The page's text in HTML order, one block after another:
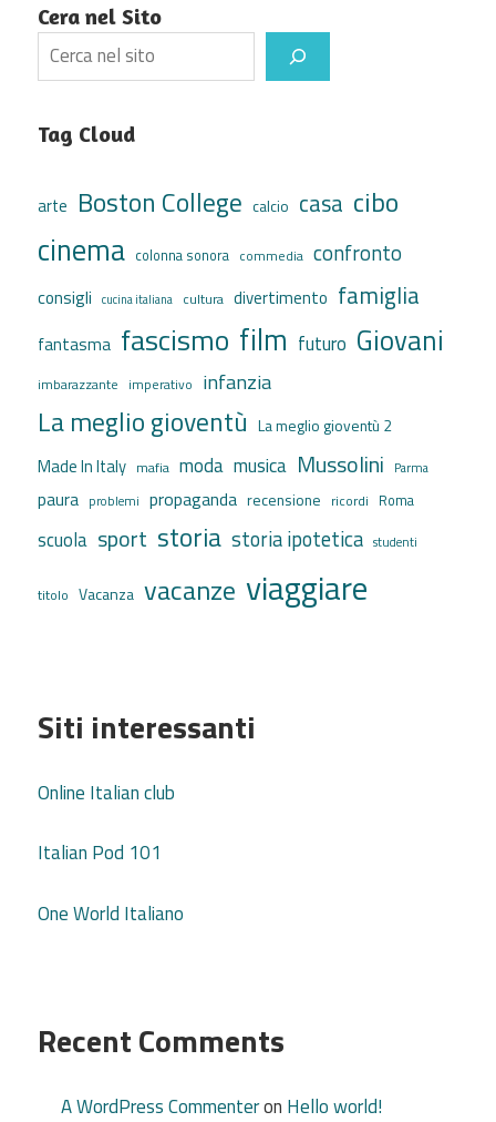
Cera nel Sito
Search
Tag Cloud
arte Boston College calcio casa cibo
cinema colonna sonora commedia confronto
consigli cucina italiana cultura divertimento famiglia
fantasma fascismo film futuro Giovani
imbarazzante imperativo infanzia
La meglio gioventù La meglio gioventù 2
Made In Italy mafia moda musica Mussolini Parma
paura problemi propaganda recensione ricordi Roma
scuola sport storia storia ipotetica studenti
titolo Vacanza vacanze viaggiare
Siti interessanti
Online Italian club
Italian Pod 101
One World Italiano
Recent Comments
A WordPress Commenteron Hello world!